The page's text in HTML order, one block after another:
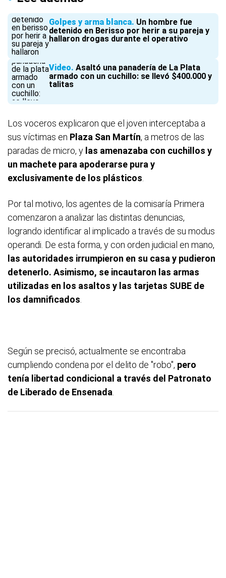
Golpes y arma blanca Un hombre fue
detenido en Berisso por herir a su pareja y
hallaron drogas durante el operativo
Video Asaltó una panadería de La Plata
armado con un cuchillo: se llevó $400.000 y
talitas
Los voceros explicaron que el joven interceptaba a
sus víctimas en Plaza San Martín, a metros de las
paradas de micro, y las amenazaba con cuchillos y
un machete para apoderarse pura y
exclusivamente de los plásticos
Por tal motivo, los agentes de la comisaría Primera
comenzaron a analizar las distintas denuncias,
logrando identificar al implicado a través de su modus
operandi. De esta forma, y con orden judicial en mano,
las autoridades irrumpieron en su casa y pudieron
detenerlo. Asimismo, se incautaron las armas
utilizadas en los asaltos y las tarjetas SUBE de
los damnificados
Según se precisó, actualmente se encontraba
cumpliendo condena por el delito de "robo", pero
tenía libertad condicional a través del Patronato
de Liberado de Ensenada